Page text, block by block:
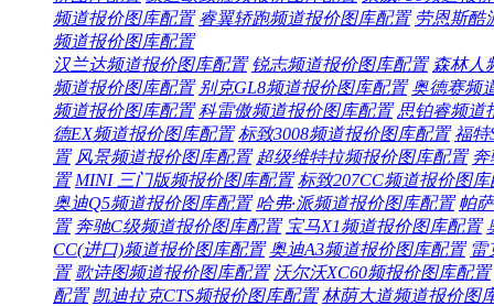
频道报价图库配置 睿翼轿跑频道报价图库配置 劳恩斯酷
频道报价图库配置
汉兰达频道报价图库配置 锐志频道报价图库配置 森林人
频道报价图库配置 别克GL8频道报价图库配置 奥德赛频
频道报价图库配置 科雷傲频道报价图库配置 思铂睿频道
德EX频道报价图库配置 标致3008频道报价图库配置 福特
置 风景频道报价图库配置 超级维特拉频报价图库配置
置 MINI 三门版频报价图库配置 标致207CC频道报价图库
奥迪Q5频道报价图库配置 哈弗·派频道报价图库配置 帕
置 奔驰C级频道报价图库配置 宝马X1频道报价图库配置
CC(进口)频道报价图库配置 奥迪A3频道报价图库配置 雷
置 歌诗图频道报价图库配置 沃尔沃XC60频报价图库配置
配置 凯迪拉克CTS频报价图库配置 林荫大道频道报价图